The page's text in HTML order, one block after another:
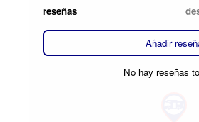
reseñas
Añadir
No hay reseñas